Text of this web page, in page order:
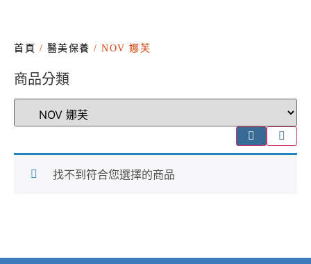
首頁 / 醫美保養 / NOV 娜芙
商品分類
找不到符合您選擇的商品